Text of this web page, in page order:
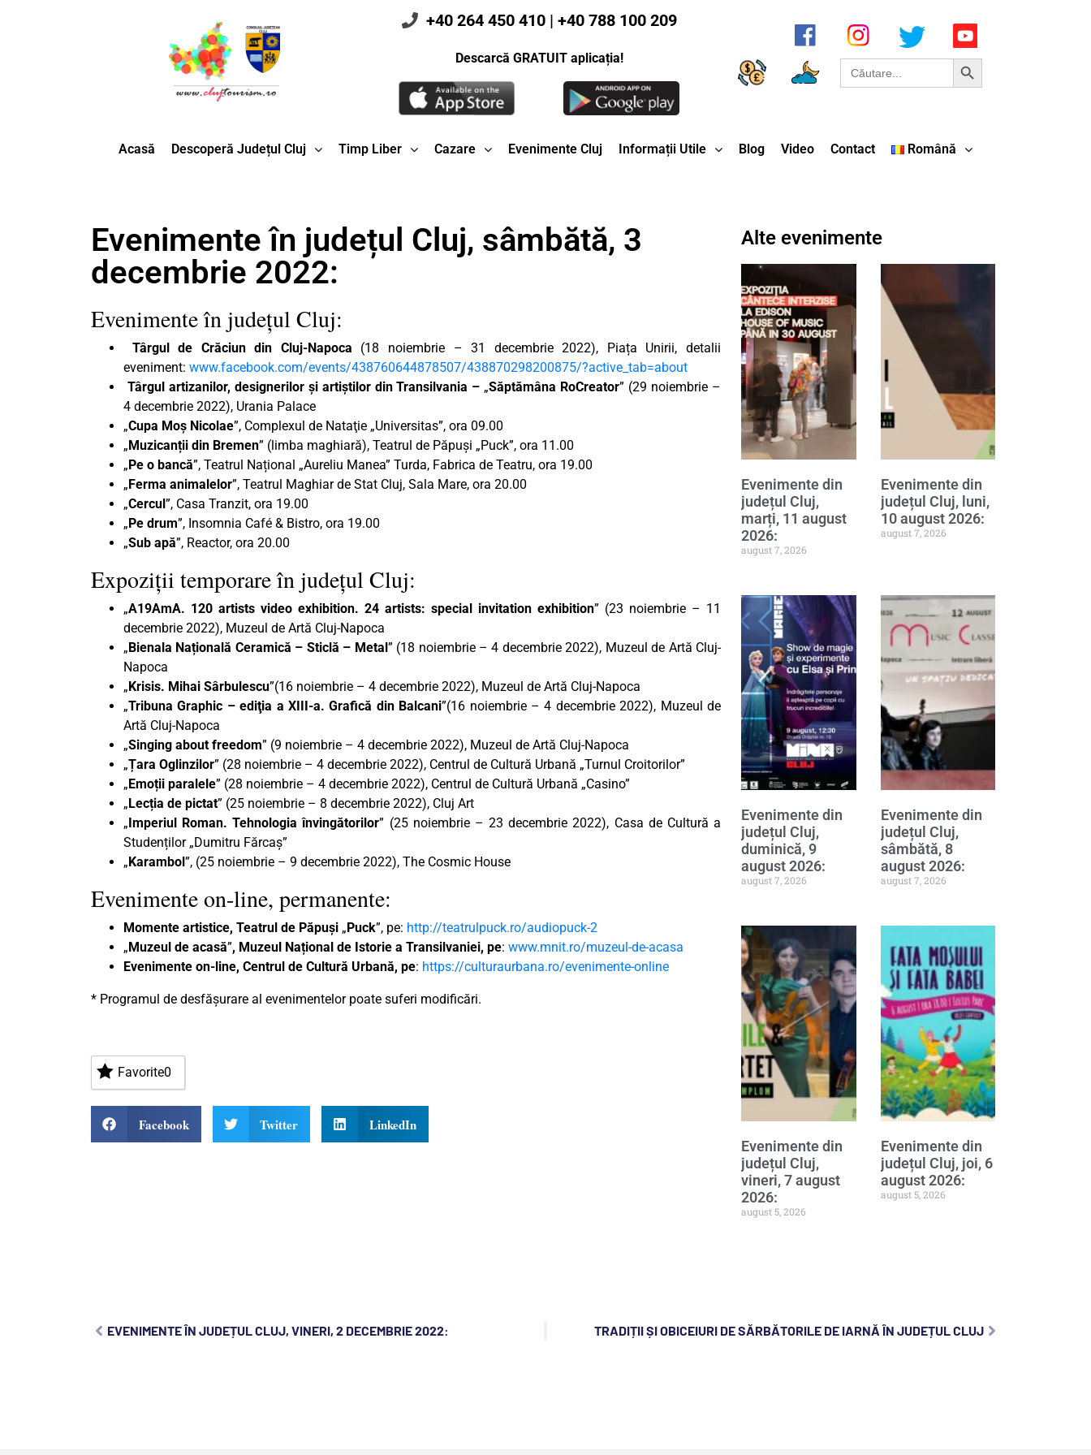
+40 264 450 410 | +40 788 100 209
Descarcă GRATUIT aplicația! Search
for:
Search Button
Acasă Descoperă Județul Cluj Timp Liber Cazare Evenimente Cluj Informații Utile Blog Video Contact Română
Evenimente în județul Cluj, sâmbătă, 3
decembrie 2022:
Evenimente în județul Cluj:
Târgul de Crăciun din Cluj-Napoca (18 noiembrie – 31 decembrie 2022), Piața Unirii, detalii
eveniment: www.facebook.com/events/438760644878507/438870298200875/?active_tab=about
Târgul artizanilor, designerilor și artiștilor din Transilvania – „Săptămâna RoCreator” (29 noiembrie –
4 decembrie 2022), Urania Palace
„Cupa Moș Nicolae”, Complexul de Nataţie „Universitas”, ora 09.00
„ Muzicanții din Bremen” (limba maghiară), Teatrul de Păpuși „Puck”, ora 11.00
„ Pe o bancă”, Teatrul Național „Aureliu Manea” Turda, Fabrica de Teatru, ora 19.00
„ Ferma animalelor”, Teatrul Maghiar de Stat Cluj, Sala Mare, ora 20.00
„Cercul ”, Casa Tranzit, ora 19.00
„ Pe drum”, Insomnia Café & Bistro, ora 19.00
„Sub apă”, Reactor, ora 20.00
Expoziții temporare în județul Cluj:
„A19AmA. 120 artists video exhibition. 24 artists: special invitation exhibition” (23 noiembrie – 11
decembrie 2022), Muzeul de Artă Cluj-Napoca
„ Bienala Națională Ceramică – Sticlă – Metal ” (18 noiembrie – 4 decembrie 2022), Muzeul de Artă Cluj-
Napoca
„ Krisis. Mihai Sârbulescu”(16 noiembrie – 4 decembrie 2022), Muzeul de Artă Cluj-Napoca
„Tribuna Graphic – ediţia a XIII-a. Grafică din Balcani”(16 noiembrie – 4 decembrie 2022), Muzeul de
Artă Cluj-Napoca
„Singing about freedom” (9 noiembrie – 4 decembrie 2022), Muzeul de Artă Cluj-Napoca
„Țara Oglinzilor” (28 noiembrie – 4 decembrie 2022), Centrul de Cultură Urbană „Turnul Croitorilor”
„ Emoții paralele” (28 noiembrie – 4 decembrie 2022), Centrul de Cultură Urbană „Casino”
„ Lecția de pictat” (25 noiembrie – 8 decembrie 2022), Cluj Art
„ Imperiul Roman. Tehnologia învingătorilor” (25 noiembrie – 23 decembrie 2022), Casa de Cultură a
Studenților „Dumitru Fărcaș”
„ Karambol ”, (25 noiembrie – 9 decembrie 2022), The Cosmic House
Evenimente on-line, permanente:
Momente artistice, Teatrul de Păpuși „ Puck”, pe: http://teatrulpuck.ro/audiopuck-2
„ Muzeul de acasă”, Muzeul Național de Istorie a Transilvaniei, pe: www.mnit.ro/muzeul-de-acasa
Evenimente on-line, Centrul de Cultură Urbană, pe: https://culturaurbana.ro/evenimente-online
* Programul de desfășurare al evenimentelor poate suferi modificări.
Favorite0
Facebook Twitter LinkedIn
Alte evenimente
Evenimente din
județul Cluj,
marți, 11 august
2026:
august 7, 2026
Evenimente din
județul Cluj, luni,
10 august 2026:
august 7, 2026
Evenimente din
județul Cluj,
duminică, 9
august 2026:
august 7, 2026
Evenimente din
județul Cluj,
sâmbătă, 8
august 2026:
august 7, 2026
Evenimente din
județul Cluj,
vineri, 7 august
2026:
august 5, 2026
Evenimente din
județul Cluj, joi, 6
august 2026:
august 5, 2026
EVENIMENTE ÎN JUDEȚUL CLUJ, VINERI, 2 DECEMBRIE 2022: TRADIȚII ȘI OBICEIURI DE SĂRBĂTORILE DE IARNĂ ÎN JUDEȚUL CLUJ